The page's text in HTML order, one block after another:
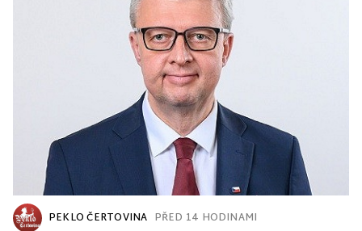
PEKLO ČERTOVINA PŘED 14 HODINAMI